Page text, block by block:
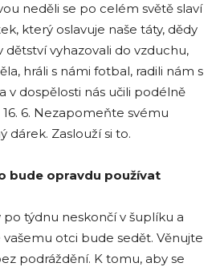
neděli se po celém světě slaví
který oslavuje naše táty, dědy
dětství vyhazovali do vzduchu,
hráli s námi fotbal, radili nám s
v dospělosti nás učili podélně
6. Nezapomeňte svému
dárek. Zaslouží si to.
bude opravdu používat
týdnu neskončí v šuplíku a
otci bude sedět. Věnujte
podráždění. K tomu, aby se